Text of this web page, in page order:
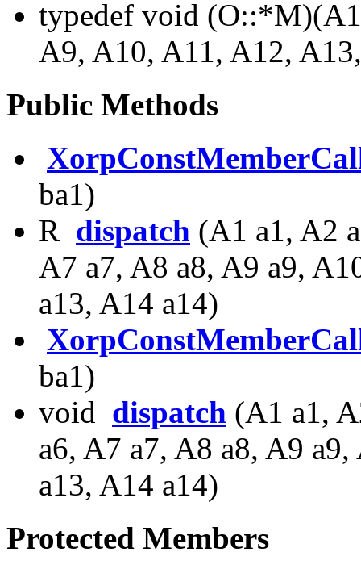
typedef void
A9, A10, A11, A12,
Public Methods
ba1)
R dispatch (A1 a1, A2
A7 a7, A8 a8, A9 a9,
a13, A14 a14)
ba1)
void dispatch (A1 a1,
a6, A7 a7, A8 a8, A9
a13, A14 a14)
Protected Members